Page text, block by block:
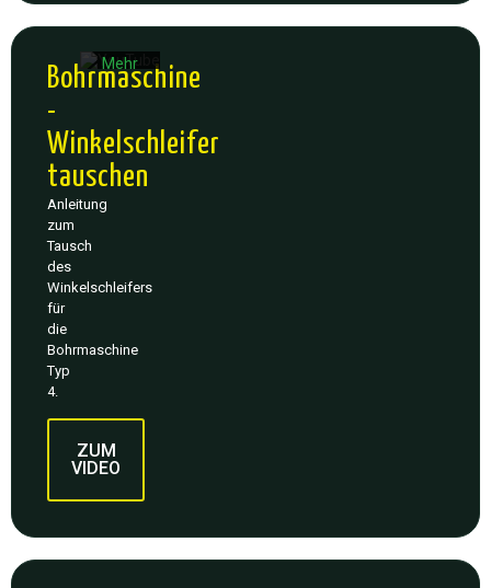
Bohrmaschine
-
Winkelschleifer
tauschen
Anleitung
zum
Tausch
des
Winkelschleifers
für
die
Bohrmaschine
Typ
4.
ZUM
VIDEO
Datenschutzerklärung
von
Mehr
erfahren
laden
immer